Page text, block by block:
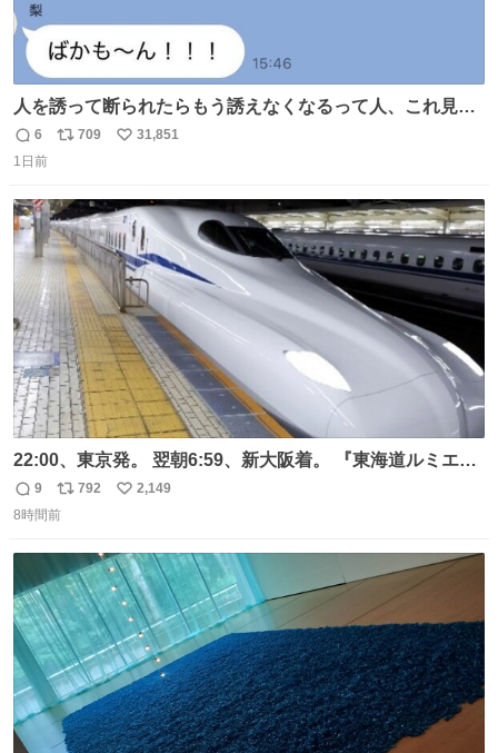
人を誘って断られたらもう誘えなくなるって人、これ見て
元気出してほしい
返
信
6
リ
ト
数
709
い
数
31,851
1日前
22:00、東京発。 翌朝6:59、新大阪着。 『東海道ルミエー
ルエクスプレス』が今夜、初運行！ 岐阜羽島駅で夜を越す
東海道新幹線。寝台列車じゃないのに、朝まで新幹線とい
エクスプレス
返
信
9
リ
ポ
ト
数
792
い
数
2,149
8時間前